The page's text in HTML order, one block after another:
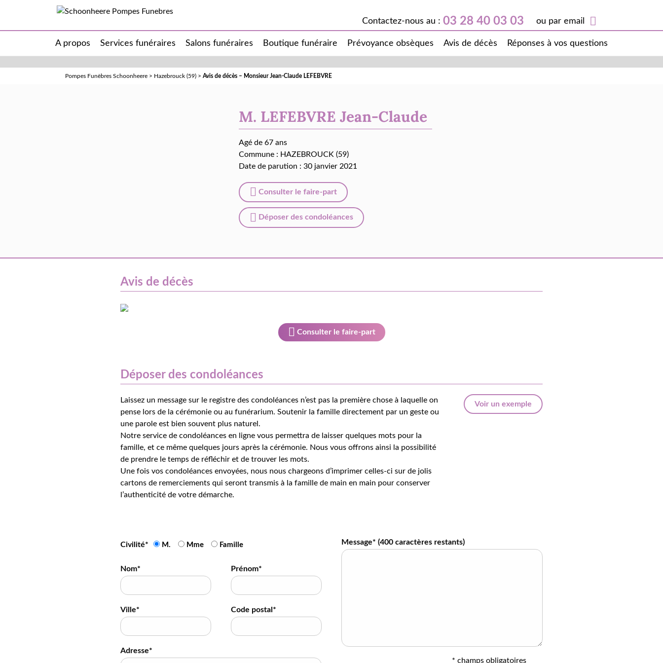
Contactez-nous au : 03 28 40 03 03 ou par email
A propos Services funéraires Salons funéraires Boutique funéraire Prévoyance obsèques Avis de décès Réponses à vos questions
Pompes Funèbres Schoonheere > Hazebrouck (59) > Avis de décès – Monsieur Jean-Claude LEFEBVRE
M. LEFEBVRE Jean-Claude
Agé de 67 ans
Commune : HAZEBROUCK (59)
Date de parution : 30 janvier 2021
Consulter le faire-part
Déposer des condoléances
Avis de décès
Consulter le faire-part
Déposer des condoléances
Laissez un message sur le registre des condoléances n’est pas la première chose à laquelle on
pense lors de la cérémonie ou au funérarium. Soutenir la famille directement par un geste ou
une parole est bien souvent plus naturel.
Notre service de condoléances en ligne vous permettra de laisser quelques mots pour la
famille, et ce même quelques jours après la cérémonie. Nous vous offrons ainsi la possibilité
de prendre le temps de réfléchir et de trouver les mots.
Une fois vos condoléances envoyées, nous nous chargeons d’imprimer celles-ci sur de jolis
cartons de remerciements qui seront transmis à la famille de main en main pour conserver
l’authenticité de votre démarche.
Voir un exemple
Civilité* M. Mme Famille
Nom* Prénom*
Ville* Code postal*
Adresse*
Message* (400 caractères restants)
* champs obligatoires